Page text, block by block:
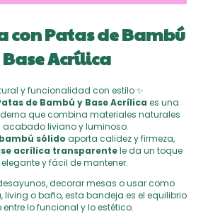
con Patas de Bambú
Acrílica
y funcionalidad con estilo ✨
de Bambú y Base Acrílica es una
que combina materiales naturales
acabado liviano y luminoso.
bambú sólido aporta calidez y firmeza,
acrílica transparentele da un toque
y fácil de mantener.
decorar mesas o usar como
living o baño, esta bandeja es el equilibrio
entre lo funcional y lo estético.